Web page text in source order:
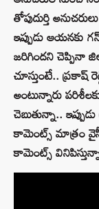
తోపుదుర్తి
ఇప్పుడు
జరిగిందని చెప్పినా
చూస్తుంటే.. ప్రకాష్
అంటున్నారు
చెబుతున్నా..
కామెంట్స్ మాత్రం
కామెంట్స్